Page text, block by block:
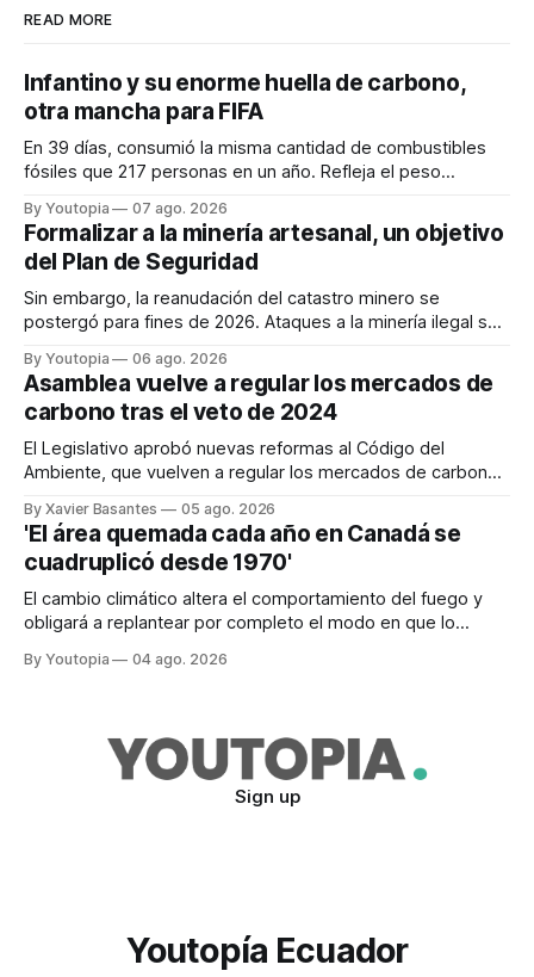
READ MORE
Infantino y su enorme huella de carbono,
otra mancha para FIFA
En 39 días, consumió la misma cantidad de combustibles
fósiles que 217 personas en un año. Refleja el peso
By Youtopia 07 ago. 2026
Formalizar a la minería artesanal, un objetivo
del Plan de Seguridad
Sin embargo, la reanudación del catastro minero se
postergó para fines de 2026. Ataques a la minería ilegal se
By Youtopia 06 ago. 2026
Asamblea vuelve a regular los mercados de
carbono tras el veto de 2024
El Legislativo aprobó nuevas reformas al Código del
Ambiente, que vuelven a regular los mercados de carbono,
By Xavier Basantes 05 ago. 2026
'El área quemada cada año en Canadá se
cuadruplicó desde 1970'
El cambio climático altera el comportamiento del fuego y
obligará a replantear por completo el modo en que lo
By Youtopia 04 ago. 2026
Sign up
Youtopía Ecuador